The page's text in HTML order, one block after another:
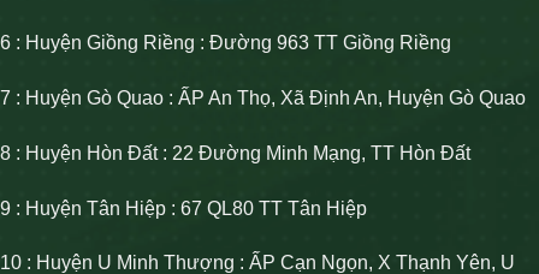
6 : Huyện Giồng Riềng : Đường 963 TT Giồng Riềng
7 : Huyện Gò Quao : ẤP An Thọ, Xã Định An, Huyện Gò Quao
8 : Huyện Hòn Đất : 22 Đường Minh Mạng, TT Hòn Đất
9 : Huyện Tân Hiệp : 67 QL80 TT Tân Hiệp
10 : Huyện U Minh Thượng : ẤP Cạn Ngọn, X Thạnh Yên, U